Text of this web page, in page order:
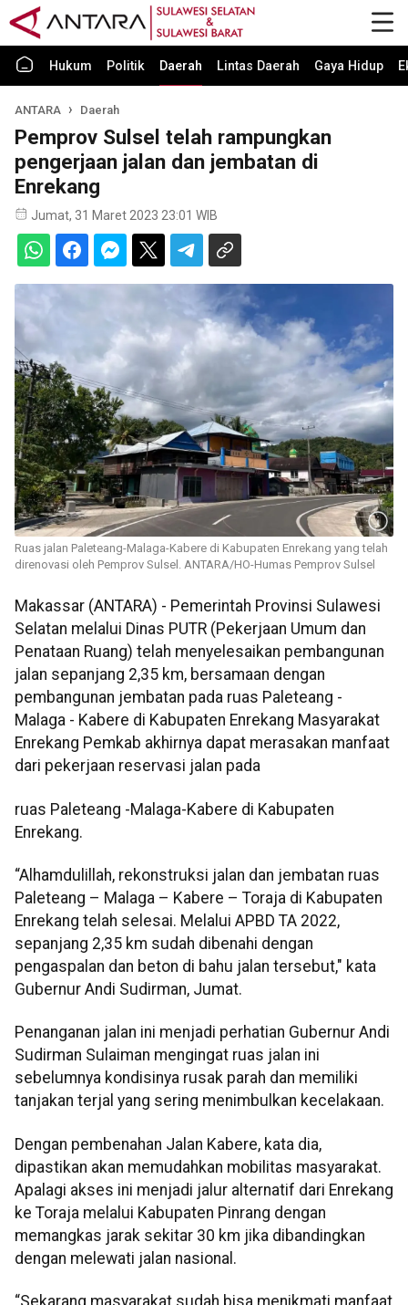
Hukum Politik Daerah Lintas Daerah Gaya Hidup
ANTARA Daerah
Pemprov Sulsel telah rampungkan
pengerjaan jalan dan jembatan di
Enrekang
Jumat, 31 Maret 2023 23:01 WIB
Ruas jalan Paleteang-Malaga-Kabere di Kabupaten Enrekang yang telah
direnovasi oleh Pemprov Sulsel. ANTARA/HO-Humas Pemprov Sulsel
Makassar (ANTARA) - Pemerintah Provinsi Sulawesi
Selatan melalui Dinas PUTR (Pekerjaan Umum dan
Penataan Ruang) telah menyelesaikan pembangunan
jalan sepanjang 2,35 km, bersamaan dengan
pembangunan jembatan pada ruas Paleteang -
Malaga - Kabere di Kabupaten Enrekang Masyarakat
Enrekang Pemkab akhirnya dapat merasakan manfaat
dari pekerjaan reservasi jalan pada
ruas Paleteang -Malaga-Kabere di Kabupaten
Enrekang.
“Alhamdulillah, rekonstruksi jalan dan jembatan ruas
Paleteang – Malaga – Kabere – Toraja di Kabupaten
Enrekang telah selesai. Melalui APBD TA 2022,
sepanjang 2,35 km sudah dibenahi dengan
pengaspalan dan beton di bahu jalan tersebut," kata
Gubernur Andi Sudirman, Jumat.
Penanganan jalan ini menjadi perhatian Gubernur Andi
Sudirman Sulaiman mengingat ruas jalan ini
sebelumnya kondisinya rusak parah dan memiliki
tanjakan terjal yang sering menimbulkan kecelakaan.
Dengan pembenahan Jalan Kabere, kata dia,
dipastikan akan memudahkan mobilitas masyarakat.
Apalagi akses ini menjadi jalur alternatif dari Enrekang
ke Toraja melalui Kabupaten Pinrang dengan
memangkas jarak sekitar 30 km jika dibandingkan
dengan melewati jalan nasional.